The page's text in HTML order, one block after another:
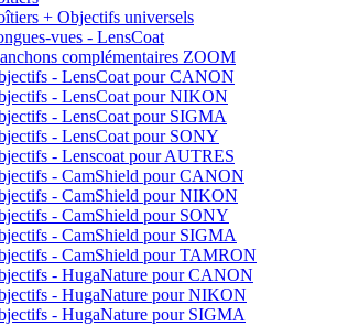
+ Objectifs universels
vues - LensCoat
complémentaires ZOOM
- LensCoat pour CANON
- LensCoat pour NIKON
- LensCoat pour SIGMA
- LensCoat pour SONY
- Lenscoat pour AUTRES
- CamShield pour CANON
- CamShield pour NIKON
- CamShield pour SONY
- CamShield pour SIGMA
- CamShield pour TAMRON
- HugaNature pour CANON
- HugaNature pour NIKON
- HugaNature pour SIGMA